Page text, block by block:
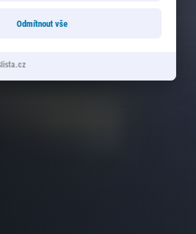
Odmítnout vše